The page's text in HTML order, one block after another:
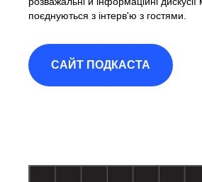
поєднуються з інтерв'ю з гостями.
САЙТ ПОДКАСТА